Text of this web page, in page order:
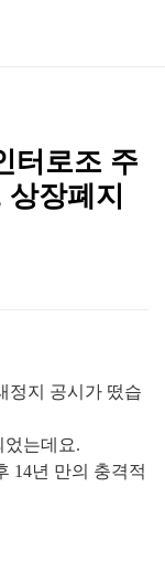
터로조 주
장폐지
정지 공시가 떴습
었는데요.
14년 만의 충격적